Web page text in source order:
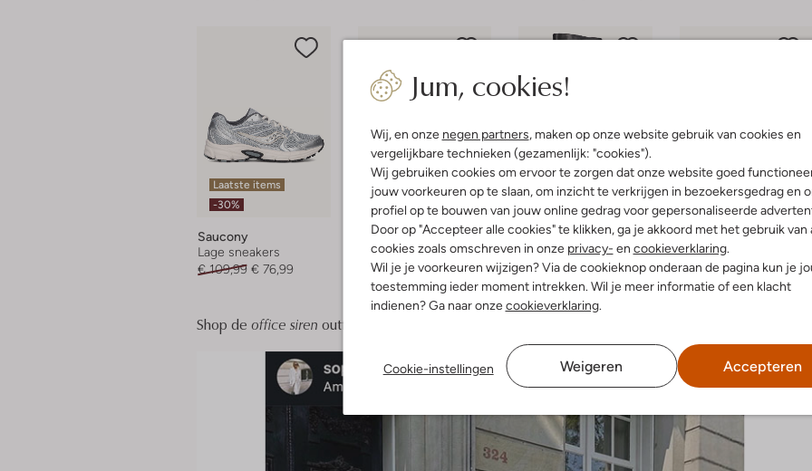
Jum, cookies!
Wij, en onze negen partners, maken op onze website gebruik van cookies en
vergelijkbare technieken (gezamenlijk: "cookies").
Wij gebruiken cookies om ervoor te zorgen dat onze website goed
jouw voorkeuren op te slaan, om inzicht te verkrijgen in bezoekersgedrag en
profiel op te bouwen van jouw online gedrag voor gepersonaliseerde
Door op "Accepteer alle cookies" te klikken, ga je akkoord met het gebruik van
cookies zoals omschreven in onze privacy- en cookieverklaring.
Wil je je voorkeuren wijzigen? Via de cookieknop onderaan de pagina kun je
toestemming ieder moment intrekken. Wil je meer informatie of een klacht
indienen? Ga naar onzecookieverklaring.
Cookie-instellingen Weigeren Accepteren
Laatste items
-30%
Saucony
Lage sneakers
€ 109,99 € 76,99
Laatste items
-60%
Bronx
Ballerina's
€ 79,99 € 31,99
Laatste items
-50%
Anonymous Copenhagen
Hoge laarzen
€ 279,95 € 139,99
Laatste items
-30%
Lodi
Pumps
€ 159,95 € 111,99
Shop de office siren outfit van Omoda Friend Sophie Jolie.